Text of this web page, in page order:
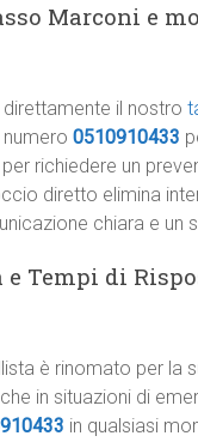
Marconi e
direttamente il nostro
numero0510910433
richiedere un
diretto elimina
chiara e un
Tempi di
è rinomato per la
in situazioni di
in qualsiasi